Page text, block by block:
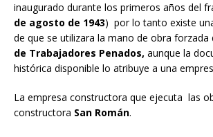
inaugurado durante los primeros años del
de agosto de 1943) por lo tanto existe
de que se utilizara la mano de obra forzada
de Trabajadores Penados, aunque la
histórica disponible lo atribuye a una
La empresa constructora que ejecuta las
constructora San Román.